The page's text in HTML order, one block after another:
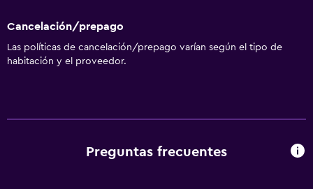
Cancelación/prepago
Las políticas de cancelación/prepago varían según el tipo de
habitación y el proveedor.
Preguntas frecuentes